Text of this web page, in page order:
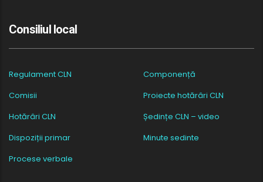
Consiliul local
Regulament CLN
Componență
Comisii
Proiecte hotărâri CLN
Hotărâri CLN
Ședințe CLN – video
Dispoziții primar
Minute sedinte
Procese verbale